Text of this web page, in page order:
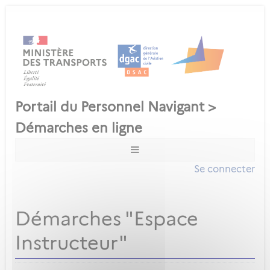
Se connecter
Démarches "Espace
Instructeur"